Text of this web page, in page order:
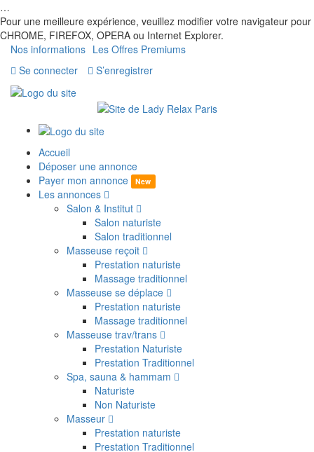
…
Pour une meilleure expérience, veuillez modifier votre navigateur pour
CHROME, FIREFOX, OPERA ou Internet Explorer.
Nos informations Les Offres Premiums
Se connecter
S’enregistrer
Accueil
Déposer une annonce
Payer mon annonce
New
Les annonces
Salon & Institut
Salon naturiste
Salon traditionnel
Masseuse reçoit
Prestation naturiste
Massage traditionnel
Masseuse se déplace
Prestation naturiste
Massage traditionnel
Masseuse trav/trans
Prestation Naturiste
Prestation Traditionnel
Spa, sauna & hammam
Naturiste
Non Naturiste
Masseur
Prestation naturiste
Prestation Traditionnel